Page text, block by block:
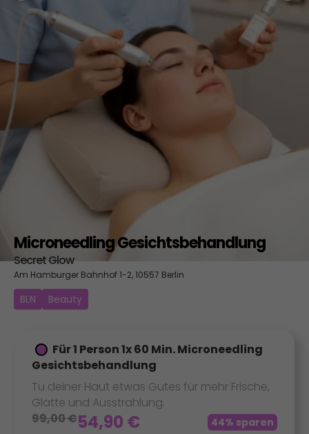
Microneedling Gesichtsbehandlung
Secret Glow
Am Hamburger Bahnhof 1-2, 10557 Berlin
BLN Beauty
Für 1 Person 1x 60 Min. Microneedling
Gesichtsbehandlung
Tu deiner Haut etwas Gutes für mehr Frische,
Glätte und Ausstrahlung.
99,00€54,90 € 44% sparen